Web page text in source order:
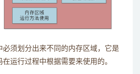
必须划分出来不同的内存区域，它是
运行过程中根据需要来使用的。